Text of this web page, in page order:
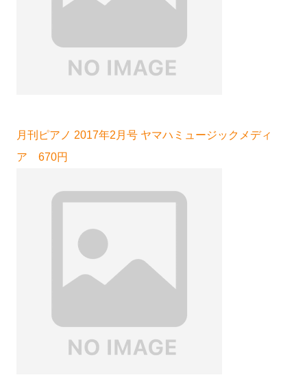
月刊ピアノ 2017年2月号 ヤマハミュージックメディ
ア 670円